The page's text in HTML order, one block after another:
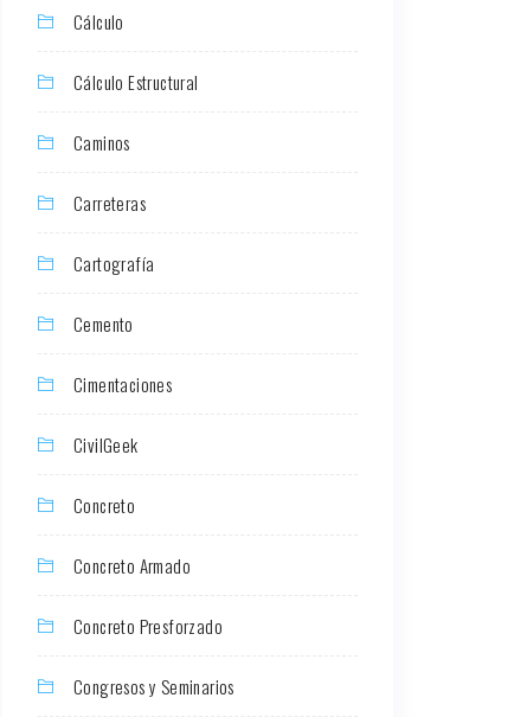
Cálculo
Cálculo Estructural
Caminos
Carreteras
Cartografía
Cemento
Cimentaciones
CivilGeek
Concreto
Concreto Armado
Concreto Presforzado
Congresos y Seminarios